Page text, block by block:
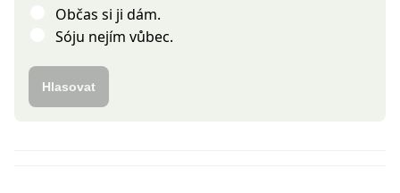
Občas si ji dám.
Sóju nejím vůbec.
Hlasovat